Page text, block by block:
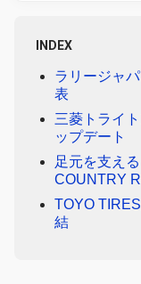
INDEX
ラリージャ
表
三菱トライ
ップデート
足元を支え
COUNTRY
TOYO
結